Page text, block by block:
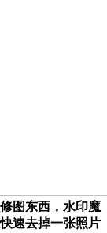
图东西，水印魔
速去掉一张照片